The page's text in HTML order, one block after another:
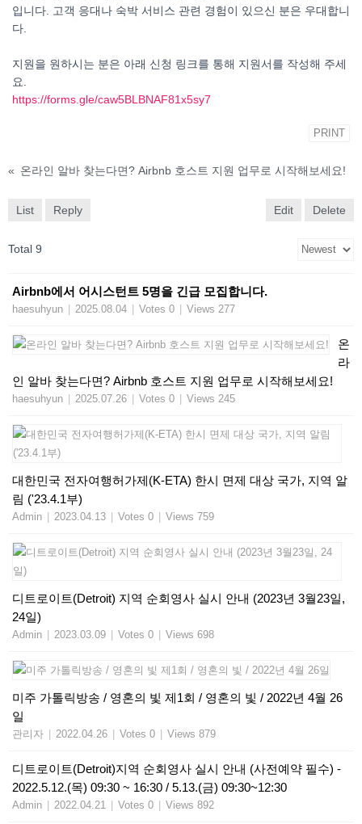
입니다. 고객 응대나 숙박 서비스 관련 경험이 있으신 분은 우대합니
다.
지원을 원하시는 분은 아래 신청 링크를 통해 지원서를 작성해 주세
요.
https://forms.gle/caw5BLBNAF81x5sy7
PRINT
« 온라인 알바 찾는다면? Airbnb 호스트 지원 업무로 시작해보세요!
List Reply Edit Delete
Total 9
Airbnb에서 어시스턴트 5명을 긴급 모집합니다.
haesuhyun 2025.08.04 Votes 0 Views 277
온
라
인 알바 찾는다면? Airbnb 호스트 지원 업무로 시작해보세요!
haesuhyun 2025.07.26 Votes 0 Views 245
대한민국 전자여행허가제(K-ETA) 한시 면제 대상 국가, 지역 알
림 ('23.4.1부)
Admin 2023.04.13 Votes 0 Views 759
디트로이트(Detroit) 지역 순회영사 실시 안내 (2023년 3월23일,
24일)
Admin 2023.03.09 Votes 0 Views 698
미주 가톨릭방송 / 영혼의 빛 제1회 / 영혼의 빛 / 2022년 4월 26
일
관리자 2022.04.26 Votes 0 Views 879
디트로이트(Detroit)지역 순회영사 실시 안내 (사전예약 필수) -
2022.5.12.(목) 09:30 ~ 16:30 / 5.13.(금) 09:30~12:30
Admin 2022.04.21 Votes 0 Views 892